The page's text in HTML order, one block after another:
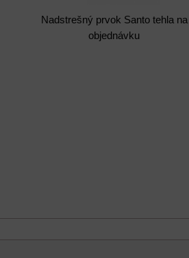
Nadstrešný prvok Santo tehla na
objednávku